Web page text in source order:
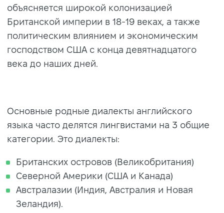
объясняется широкой колонизацией
Британской империи в 18-19 веках, а также
политическим влиянием и экономическим
господством США с конца девятнадцатого
века до наших дней.
Основные родные диалекты английского
языка часто делятся лингвистами на 3 общие
категории. Это диалекты:
Британских островов (Великобритания)
Северной Америки (США и Канада)
Австралазии (Индия, Австралия и Новая
Зеландия).